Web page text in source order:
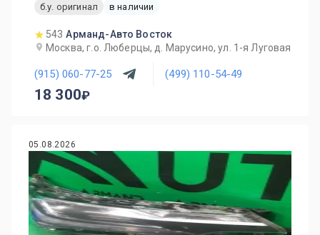
б.у. оригинал
в наличии
543 Арманд-Авто Восток
Москва, г.о. Люберцы, д. Марусино, ул. 1-я Луговая
(915) 060-77-25 (499) 110-54-49
18 300
05.08.2026